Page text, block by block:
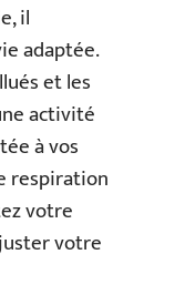
il
adaptée.
et les
activité
à vos
respiration
votre
votre